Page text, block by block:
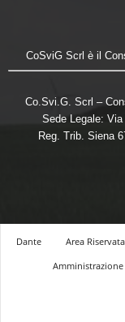
CoSviG Scrl è il
Co.Svi.G. Scrl –
Sede Legale:
Reg. Trib. Siena
Dante Area Riservata
Amministrazione